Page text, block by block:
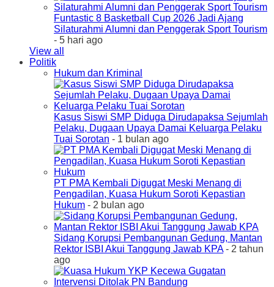
Funtastic 8 Basketball Cup 2026 Jadi Ajang
Silaturahmi Alumni dan Penggerak Sport Tourism
- 5 hari ago
View all
Politik
Hukum dan Kriminal
Kasus Siswi SMP Diduga Dirudapaksa Sejumlah
Pelaku, Dugaan Upaya Damai Keluarga Pelaku
Tuai Sorotan - 1 bulan ago
PT PMA Kembali Digugat Meski Menang di
Pengadilan, Kuasa Hukum Soroti Kepastian
Hukum - 2 bulan ago
Sidang Korupsi Pembangunan Gedung, Mantan
Rektor ISBI Akui Tanggung Jawab KPA- 2 tahun
ago